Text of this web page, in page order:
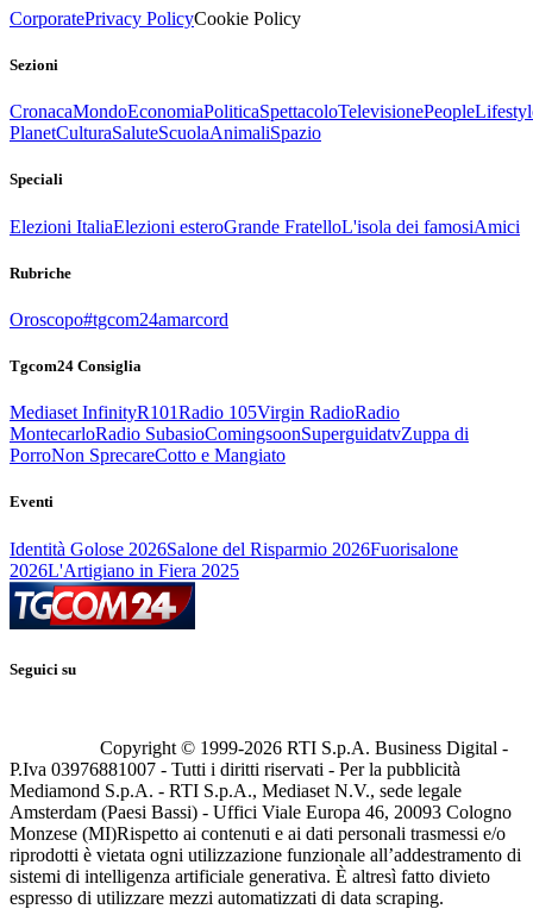
CorporatePrivacy PolicyCookie Policy
Sezioni
CronacaMondoEconomiaPoliticaSpettacoloTelevisionePeople
PlanetCulturaSaluteScuolaAnimaliSpazio
Speciali
Elezioni ItaliaElezioni esteroGrande FratelloL'isola dei famosiAmici
Rubriche
Oroscopo#tgcom24amarcord
Tgcom24 Consiglia
Mediaset InfinityR101Radio 105Virgin RadioRadio
MontecarloRadio SubasioComingsoonSuperguidatvZuppa di
PorroNon SprecareCotto e Mangiato
Eventi
Identità Golose 2026Salone del Risparmio 2026Fuorisalone
2026L'Artigiano in Fiera 2025
Seguici su
Copyright © 1999-2026 RTI S.p.A. Business Digital -
P.Iva 03976881007 - Tutti i diritti riservati - Per la pubblicità
Mediamond S.p.A. - RTI S.p.A., Mediaset N.V., sede legale
Amsterdam (Paesi Bassi) - Uffici Viale Europa 46, 20093 Cologno
Monzese (MI)Rispetto ai contenuti e ai dati personali trasmessi e/o
riprodotti è vietata ogni utilizzazione funzionale all’addestramento di
sistemi di intelligenza artificiale generativa. È altresì fatto divieto
espresso di utilizzare mezzi automatizzati di data scraping.